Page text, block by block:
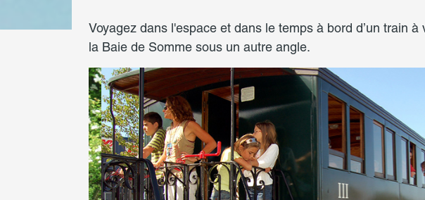
Voyagez dans l'espace et dans le temps à bord d’un train à
la Baie de Somme sous un autre angle.